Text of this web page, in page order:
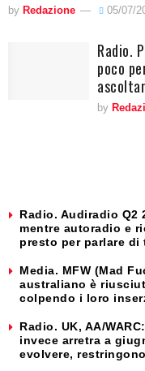
by Redazione 05/07/
Radio.
poco
by
Radio. Audiradio Q2
mentre autoradio e
presto per parlare di
Media. MFW (Mad
australiano è
colpendo i loro
Radio. UK, AA/
invece arretra a
evolvere,